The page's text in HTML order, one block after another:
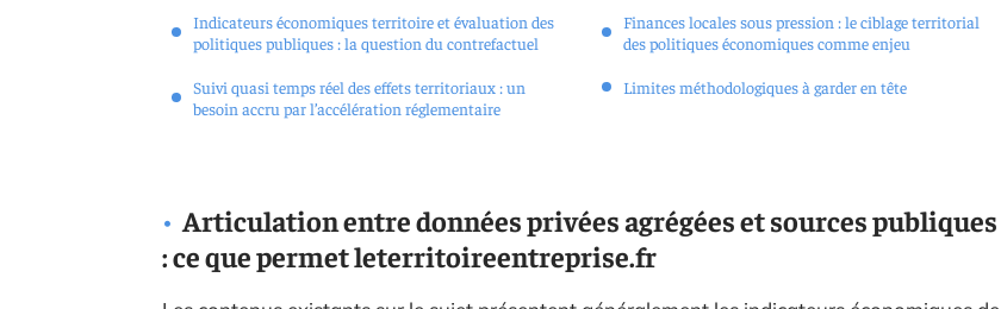
Indicateurs économiques territoire et évaluation des
politiques publiques : la question du contrefactuel
Suivi quasi temps réel des effets territoriaux : un
besoin accru par l’accélération réglementaire
Finances locales sous pression : le ciblage territorial
des politiques économiques comme enjeu
Limites méthodologiques à garder en tête
Articulation entre données privées agrégées et sources publiques
: ce que permet leterritoireentreprise.fr